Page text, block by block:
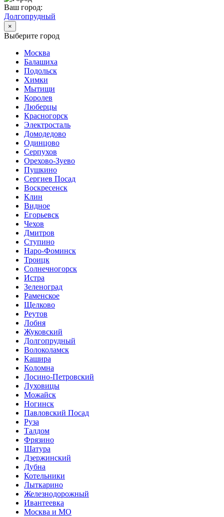
Ваш город:
Долгопрудный
×
Выберите город
Москва
Балашиха
Подольск
Химки
Мытищи
Королев
Люберцы
Красногорск
Электросталь
Домодедово
Одинцово
Серпухов
Орехово-Зуево
Пушкино
Сергиев Посад
Воскресенск
Клин
Видное
Егорьевск
Чехов
Дмитров
Ступино
Наро-Фоминск
Троицк
Солнечногорск
Истра
Зеленоград
Раменское
Щелково
Реутов
Лобня
Жуковский
Долгопрудный
Волоколамск
Кашира
Коломна
Лосино-Петровский
Луховицы
Можайск
Ногинск
Павловский Посад
Руза
Талдом
Фрязино
Шатура
Дзержинский
Дубна
Котельники
Лыткарино
Железнодорожный
Ивантеевка
Москва и МО